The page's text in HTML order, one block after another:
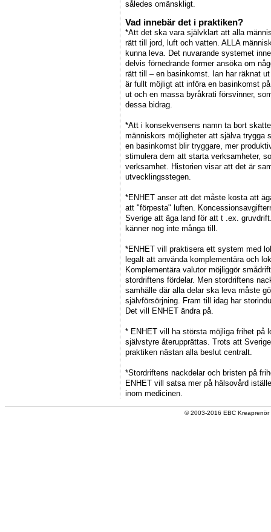
således omänskligt.
Vad innebär det i praktiken?
*Att det ska vara självklart att alla
rätt till jord, luft och vatten. ALLA
kunna leva. Det nuvarande systemet
delvis förnedrande former ansöka om
rätt till – en basinkomst. Ian har räknat
är fullt möjligt att införa en basinkomst
ut och en massa byråkrati försvinner,
dessa bidrag.
*Att i konsekvensens namn ta bort
människors möjligheter att själva trygga
en basinkomst blir tryggare, mer
stimulera dem att starta verksamheter,
verksamhet. Historien visar att det är
utvecklingsstegen.
*ENHET anser att det måste kosta att
att "förpesta" luften.
Sverige att äga land för att t .ex.
känner nog inte många till.
*ENHET vill praktisera ett system med
legalt att använda komplementära och
Komplementära valutor möjliggör
stordriftens fördelar. Men stordriftens
samhälle där alla delar ska leva måste
självförsörjning. Fram till idag har
Det vill ENHET ändra på.
* ENHET vill ha största möjliga frihet på
självstyre återupprättas. Trots att
praktiken nästan alla beslut centralt.
*Stordriftens nackdelar och bristen på
ENHET vill satsa mer på hälsovård
inom medicinen.
© 2003-2016 EBC Kreaprenör